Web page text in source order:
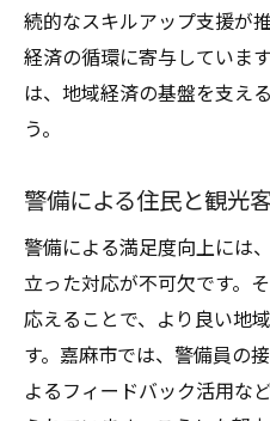
続的なスキルアップ支援が
経済の循環に寄与していま
は、地域経済の基盤を支え
う。
警備による住民と観光
警備による満足度向上には
立った対応が不可欠です。
応えることで、より良い地
す。嘉麻市では、警備員の
よるフィードバック活用な